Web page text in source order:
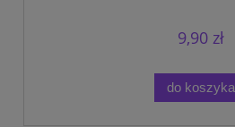
9,90 zł
do koszyka